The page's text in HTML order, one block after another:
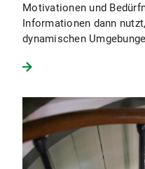
Motivationen und
Informationen dann
dynamischen